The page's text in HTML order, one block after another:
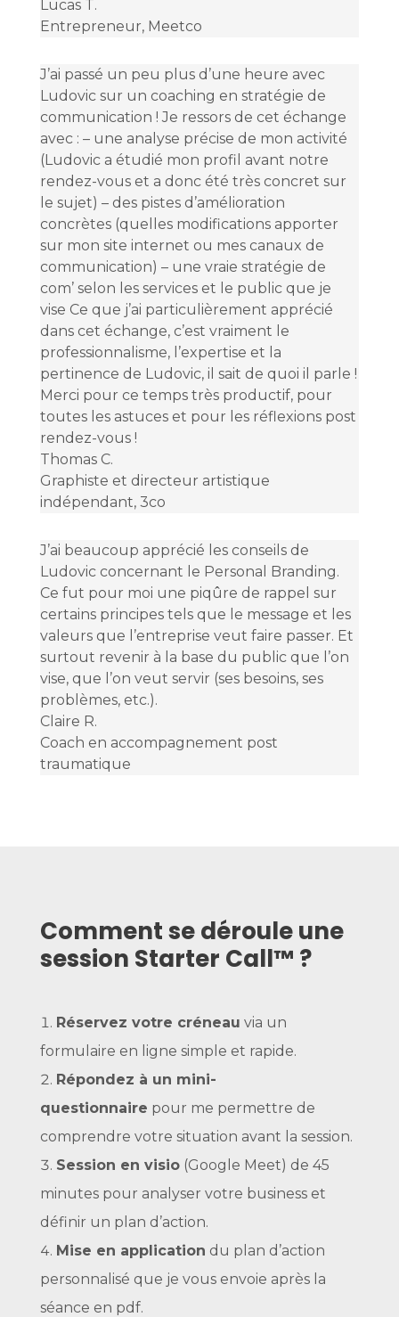
Lucas T.
Entrepreneur, Meetco
J’ai passé un peu plus d’une heure avec
Ludovic sur un coaching en stratégie de
communication ! Je ressors de cet échange
avec : – une analyse précise de mon activité
(Ludovic a étudié mon profil avant notre
rendez-vous et a donc été très concret sur
le sujet) – des pistes d’amélioration
concrètes (quelles modifications apporter
sur mon site internet ou mes canaux de
communication) – une vraie stratégie de
com’ selon les services et le public que je
vise Ce que j’ai particulièrement apprécié
dans cet échange, c’est vraiment le
professionnalisme, l’expertise et la
pertinence de Ludovic, il sait de quoi il parle !
Merci pour ce temps très productif, pour
toutes les astuces et pour les réflexions post
rendez-vous !
Thomas C.
Graphiste et directeur artistique
indépendant, 3co
J’ai beaucoup apprécié les conseils de
Ludovic concernant le Personal Branding.
Ce fut pour moi une piqûre de rappel sur
certains principes tels que le message et les
valeurs que l’entreprise veut faire passer. Et
surtout revenir à la base du public que l’on
vise, que l’on veut servir (ses besoins, ses
problèmes, etc.).
Claire R.
Coach en accompagnement post
traumatique
Comment se déroule une
session Starter Call™ ?
Réservez votre créneau via un
formulaire en ligne simple et rapide.
Répondez à un mini-
questionnaire pour me permettre de
comprendre votre situation avant la session.
Session en visio (Google Meet) de 45
minutes pour analyser votre business et
définir un plan d’action.
Mise en application du plan d’action
personnalisé que je vous envoie après la
séance en pdf.